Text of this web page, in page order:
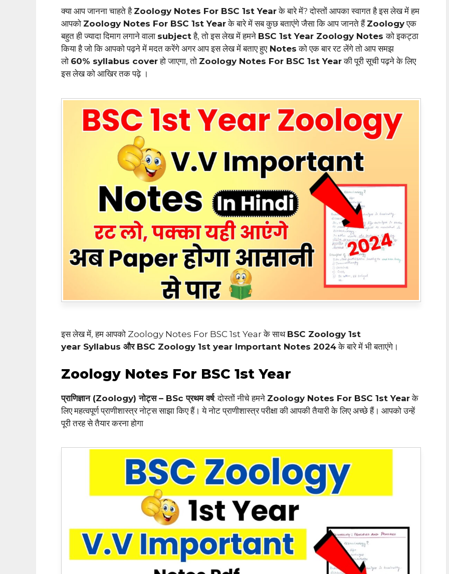
क्या आप जानना चाहते है Zoology Notes For BSC 1st Yearके बारे में? दोस्तों आपका स्वागत है इस लेख में हम
आपको Zoology Notes For BSC 1st Yearके बारे में सब कुछ बताएंगे जैसा कि आप जानते हैं Zoologyएक
बहुत ही ज्यादा दिमाग लगाने वाला subjectहै, तो इस लेख में हमने BSC 1st Year Zoology Notesको इकट्ठा
किया है जो कि आपको पढ़ने में मदत करेंगे अगर आप इस लेख में बताए हुएNotes को एक बार रट लेंगे तो आप समझ
लो 60% syllabus coverहो जाएगा, तो Zoology Notes For BSC 1st Yearकी पूरी सूची पढ़ने के लिए
इस लेख को आखिर तक पढ़े ।
इस लेख में, हम आपको Zoology Notes For BSC 1st Year के साथ BSC Zoology 1st
year Syllabus और BSC Zoology 1st year Important Notes 2024के बारे में भी बताएंगे।
Zoology Notes For BSC 1st Year
प्राणिज्ञान (Zoology) नोट्स – BSc प्रथम वर्ष: दोस्तों नीचे हमने Zoology Notes For BSC 1st Yearके
लिए महत्वपूर्ण प्राणीशास्त्र नोट्स साझा किए हैं। ये नोट प्राणीशास्त्र परीक्षा की आपकी तैयारी के लिए अच्छे हैं। आपको उन्हें
पूरी तरह से तैयार करना होगा